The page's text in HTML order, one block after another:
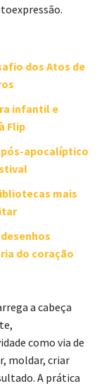
dos Atos de
infantil e
Flip
apocalíptico
mais
do coração
a cabeça
como via de
moldar, criar
A prática